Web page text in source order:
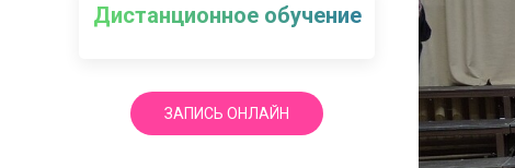
Дистанционное обучение
ЗАПИСЬ ОНЛАЙН